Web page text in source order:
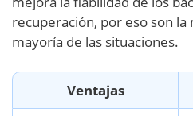
recuperación, por eso son la
mayoría de las situaciones.
Ventajas